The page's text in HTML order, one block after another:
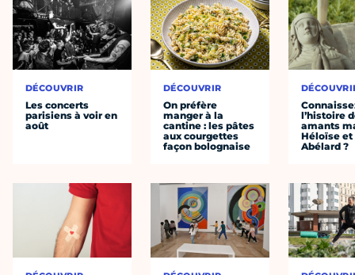
DÉCOUVRIR
Les concerts
parisiens à voir en
août
DÉCOUVRIR
On préfère
manger à la
cantine : les pâtes
aux courgettes
façon bolognaise
l’histoire
amants
Héloïse et
Abélard ?